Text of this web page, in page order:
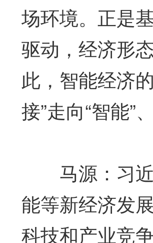
场环境。正是
驱动，经济形
此，智能经济
接”走向“智能”
马源：习近
能等新经济发
科技和产业竞